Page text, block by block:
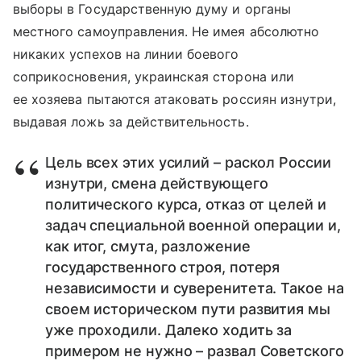
выборы в Государственную думу и органы
местного самоуправления. Не имея абсолютно
никаких успехов на линии боевого
соприкосновения, украинская сторона или
ее хозяева пытаются атаковать россиян изнутри,
выдавая ложь за действительность.
Цель всех этих усилий – раскол России
изнутри, смена действующего
политического курса, отказ от целей и
задач специальной военной операции и,
как итог, смута, разложение
государственного строя, потеря
независимости и суверенитета. Такое на
своем историческом пути развития мы
уже проходили. Далеко ходить за
примером не нужно – развал Советского